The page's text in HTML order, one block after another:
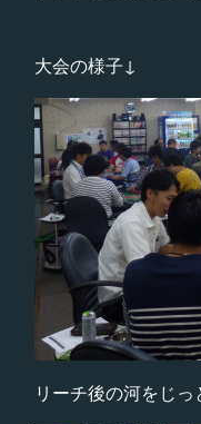
大会の様子↓
リーチ後の河をじ